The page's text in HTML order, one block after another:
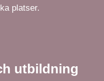
platser.
utbildning